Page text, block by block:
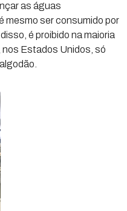
as águas
mesmo ser consumido por
é proibido na maioria
nos Estados Unidos, só